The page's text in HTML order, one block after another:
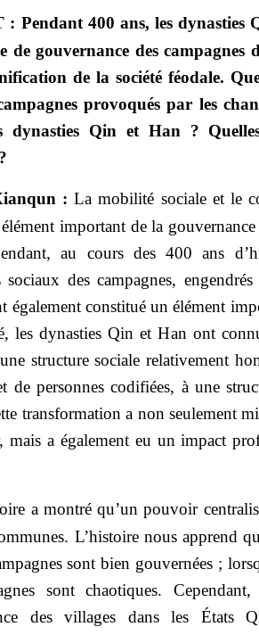
: Pendant 400 ans, les dynasties
de gouvernance des campagnes
de la société féodale.
provoqués par les
dynasties Qin et Han ?
: La mobilité sociale et le
important de la
au cours des 400 ans
sociaux des campagnes,
également constitué un élément
les dynasties Qin et Han ont
structure sociale relativement
de personnes codifiées, à une
transformation a non seulement
mais a également eu un impact
a montré qu’un pouvoir
L’histoire nous apprend
sont bien gouvernées ;
sont chaotiques.
des villages dans les États